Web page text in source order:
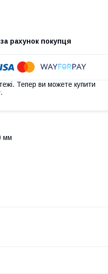
за рахунок покупця
Тепер ви можете купити
мм